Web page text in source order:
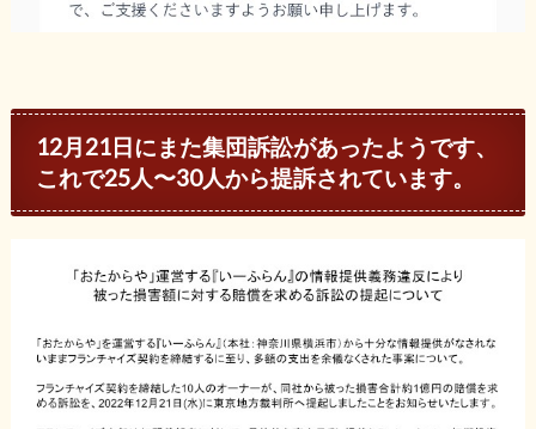
12月21日にまた集団訴訟があったようです、
これで25人〜30人から提訴されています。